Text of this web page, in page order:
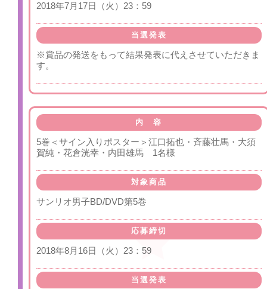
2018年7月17日（火）23：59
当選発表
※賞品の発送をもって結果発表に代えさせていただきま
す。
内 容
5巻＜サイン入りポスター＞江口拓也・斉藤壮馬・大須
賀純・花倉洸幸・内田雄馬 1名様
対象商品
サンリオ男子BD/DVD第5巻
応募締切
2018年8月16日（火）23：59
当選発表